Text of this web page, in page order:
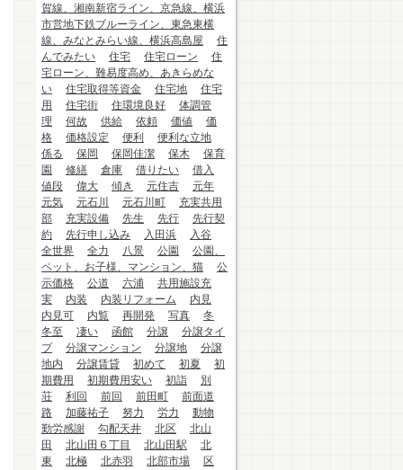
賀線、湘南新宿ライン、京急線、横浜
市営地下鉄ブルーライン、東急東横
線、みなとみらい線、横浜高島屋
住
んでみたい
住宅 住宅ローン
住
宅ローン、難易度高め、あきらめな
い
住宅取得等資金 住宅地
住宅
用
住宅街 住環境良好
体調管
理
何故 供給 依頼 価値
価
格
価格設定 便利
便利な立地
係る
保岡 保岡佳潔 保木
保育
園
修繕 倉庫 借りたい
借入
値段
偉大 傾き 元住吉
元年
元気
元石川 元石川町
充実共用
部
充実設備 先生 先行
先行契
約
先行申し込み 入田浜
入谷
全世界
全力 八景 公園
公園、
ペット、お子様、マンション、猫
公
示価格
公道 六浦
共用施設充
実
内装 内装リフォーム
内見
内見可
内覧 再開発 写真
冬
冬至
凄い 函館 分譲
分譲タイ
プ
分譲マンション 分譲地
分譲
地内
分譲賃貸 初めて 初夏
初
期費用
初期費用安い 初詣
別
荘
利回 前回 前田町
前面道
路
加藤祐子 努力 労力
動物
勤労感謝
勾配天井 北区
北山
田
北山田６丁目 北山田駅
北
東
北極 北赤羽 北部市場
区